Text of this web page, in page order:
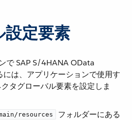
設定要素
で SAP S/4HANA OData
は、アプリケーションで使用す
タグローバル要素を設定しま
resources
​ フォルダーにある